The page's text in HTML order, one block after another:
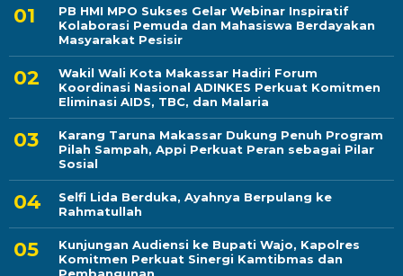
PB HMI MPO Sukses Gelar Webinar Inspiratif
Kolaborasi Pemuda dan Mahasiswa Berdayakan
Masyarakat Pesisir
Wakil Wali Kota Makassar Hadiri Forum
Koordinasi Nasional ADINKES Perkuat Komitmen
Eliminasi AIDS, TBC, dan Malaria
Karang Taruna Makassar Dukung Penuh Program
Pilah Sampah, Appi Perkuat Peran sebagai Pilar
Sosial
Selfi Lida Berduka, Ayahnya Berpulang ke
Rahmatullah
Kunjungan Audiensi ke Bupati Wajo, Kapolres
Komitmen Perkuat Sinergi Kamtibmas dan